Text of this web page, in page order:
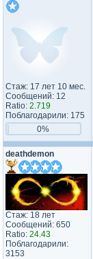
Стаж: 17 лет 10 мес.
Сообщений: 12
Ratio: 2.719
Поблагодарили: 175
0%
deathdemon
Стаж: 18 лет
Сообщений: 650
Ratio: 24.43
Поблагодарили:
3153